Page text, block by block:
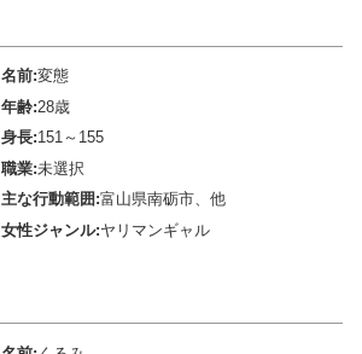
名前:変態
年齢:28歳
身長:151～155
職業:未選択
主な行動範囲:富山県南砺市、他
女性ジャンル:ヤリマンギャル